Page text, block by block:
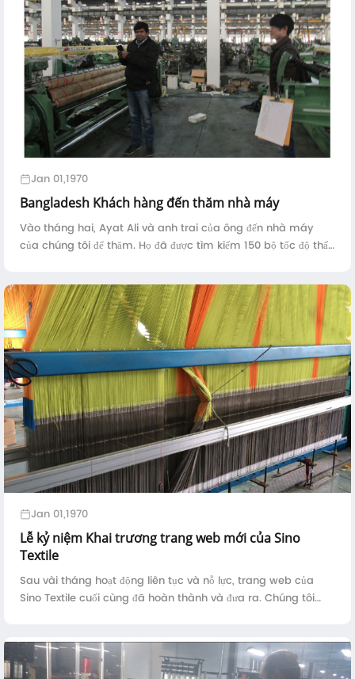
Jan 01,1970
Bangladesh Khách hàng đến thăm nhà máy
Vào tháng hai, Ayat Ali và anh trai của ông đến nhà máy
của chúng tôi để thăm. Họ đã được tìm kiếm 150 bộ tốc độ thấp
Jan 01,1970
Lễ kỷ niệm Khai trương trang web mới của Sino
Textile
Sau vài tháng hoạt động liên tục và nỗ lực, trang web của
Sino Textile cuối cùng đã hoàn thành và đưa ra. Chúng tôi